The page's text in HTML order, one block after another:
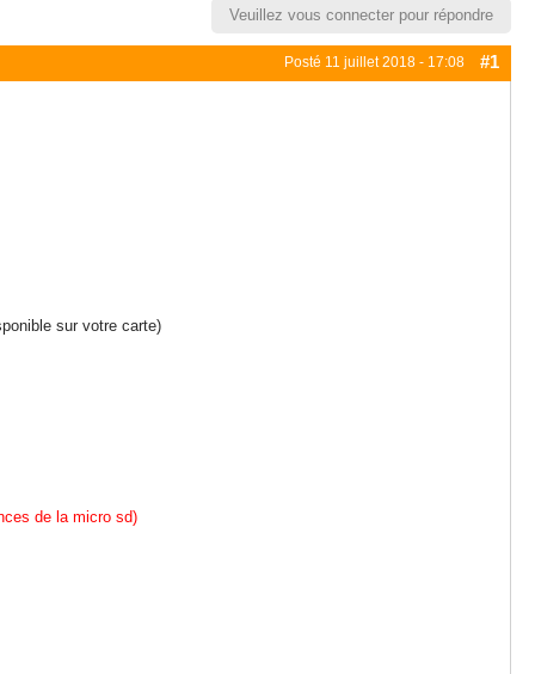
Veuillez vous connecter pour répondre
Posté 11 juillet 2018 - 17:08 #1
sur votre carte)
de la micro sd)